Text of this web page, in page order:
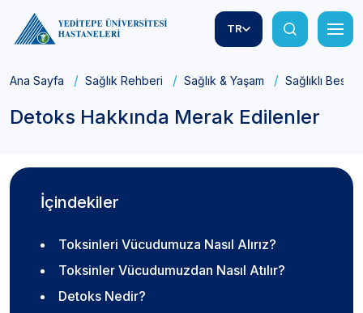
TR
Ana Sayfa Sağlık Rehberi Sağlık & Yaşam Sağlıklı
Detoks Hakkında Merak Edilenler
İçindekiler
Toksinleri Vücudumuza Nasıl Alırız?
Toksinler Vücudumuzdan Nasıl Atılır?
Detoks Nedir?